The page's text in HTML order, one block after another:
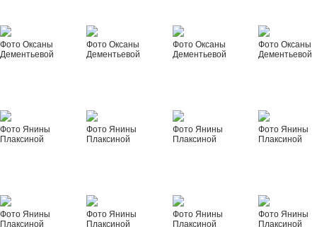
Фото Оксаны
Дементьевой
Фото Оксаны
Дементьевой
Фото Оксаны
Дементьевой
Фото Оксаны
Дементьевой
Фото Янины
Плаксиной
Фото Янины
Плаксиной
Фото Янины
Плаксиной
Фото Янины
Плаксиной
Фото Янины
Плаксиной
Фото Янины
Плаксиной
Фото Янины
Плаксиной
Фото Янины
Плаксиной